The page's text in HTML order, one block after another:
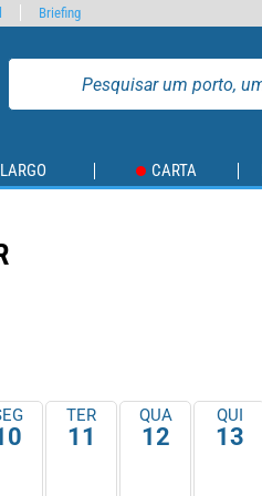
LARGO CARTA
TER
11
QUA
12
QUI
13
Briefing